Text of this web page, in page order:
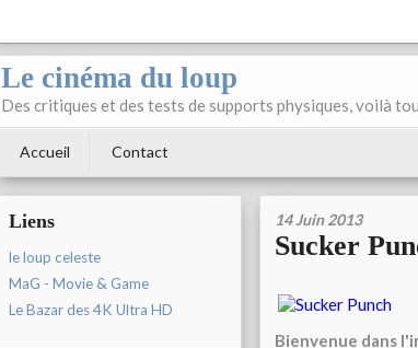
Le cinéma du loup
Des critiques et des tests de supports physiques, voilà
Accueil Contact
Liens
le loup celeste
MaG - Movie & Game
Le Bazar des 4K Ultra HD
14 Juin 2013
Sucker
Bienvenue dans